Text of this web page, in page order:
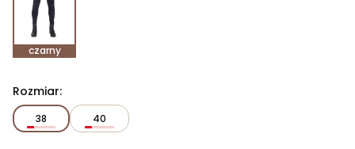
czarny
Rozmiar:
38 40